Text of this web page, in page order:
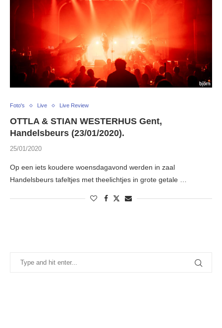
Foto's Live Live Review
OTTLA & STIAN WESTERHUS Gent,
Handelsbeurs (23/01/2020).
25/01/2020
Op een iets koudere woensdagavond werden in zaal
Handelsbeurs tafeltjes met theelichtjes in grote getale …